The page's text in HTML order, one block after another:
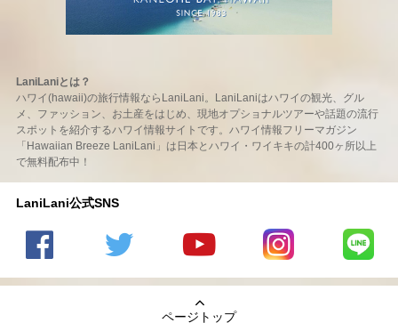
LaniLaniとは？
ハワイ(hawaii)の旅行情報ならLaniLani。LaniLaniはハワイの観光、グル
メ、ファッション、お土産をはじめ、現地オプショナルツアーや話題の流行
スポットを紹介するハワイ情報サイトです。ハワイ情報フリーマガジン
「Hawaiian Breeze LaniLani」は日本とハワイ・ワイキキの計400ヶ所以上
で無料配布中！
LaniLani公式SNS
の
のtwitter
の
Youtube
LaniLani
LaniLani
ページトップ